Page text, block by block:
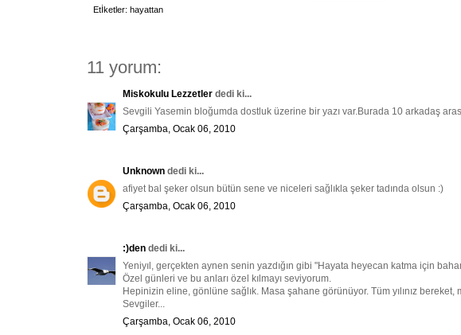
Etİketler: hayattan
11 yorum:
Miskokulu Lezzetler dedi ki...
Sevgili Yasemin bloğumda dostluk üzerine bir yazı var.Burada 10 arkadaş
Çarşamba, Ocak 06, 2010
Unknown dedi ki...
afiyet bal şeker olsun bütün sene ve niceleri sağlıkla şeker tadında olsun :)
Çarşamba, Ocak 06, 2010
:)den dedi ki...
Yeniyıl, gerçekten aynen senin yazdığın gibi "Hayata heyecan katma için
Özel günleri ve bu anları özel kılmayı seviyorum.
Hepinizin eline, gönlüne sağlık. Masa şahane görünüyor. Tüm yılınız
Sevgiler...
Çarşamba, Ocak 06, 2010